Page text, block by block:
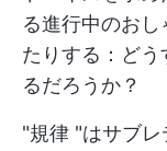
る進行中のお
たりする：ど
るだろうか？
"規律 "はサブ